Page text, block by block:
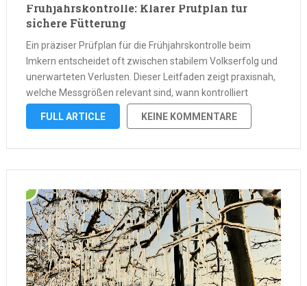
Frühjahrskontrolle: Klarer Prüfplan für
sichere Fütterung
Ein präziser Prüfplan für die Frühjahrskontrolle beim
Imkern entscheidet oft zwischen stabilem Volkserfolg und
unerwarteten Verlusten. Dieser Leitfaden zeigt praxisnah,
welche Messgrößen relevant sind, wann kontrolliert
werden muss und nach welchen klaren
Entscheidungsregeln gehandelt werden sollte, damit
FULL ARTICLE KEINE KOMMENTARE